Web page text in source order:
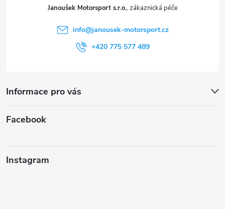
Janoušek Motorsport s.r.o.
info@janousek-motorsport.cz
+420 775 577 489
Informace pro vás
Facebook
Instagram